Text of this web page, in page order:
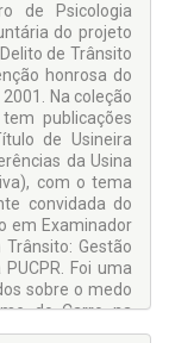
tempo num
outros que
os riscos
no trânsito”, diz
“Síndrome do
-Folha de São
Além de falar
dos tipos de
em função de
que influenciam
veículos, nos
nossas ações
em
de Psicologia
do projeto
de Trânsito
honrosa do
Na coleção
publicações
de Usineira
da Usina
com o tema
convidada do
em Examinador
Gestão
Foi uma
sobre o medo
do Carro na
do Paraná entre